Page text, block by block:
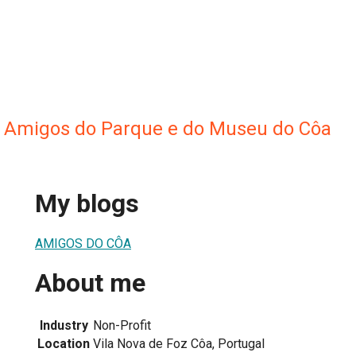
do Parque e do Museu do Côa
My blogs
AMIGOS DO CÔA
About me
Industry Non-Profit
Location Vila Nova de Foz Côa, Portugal